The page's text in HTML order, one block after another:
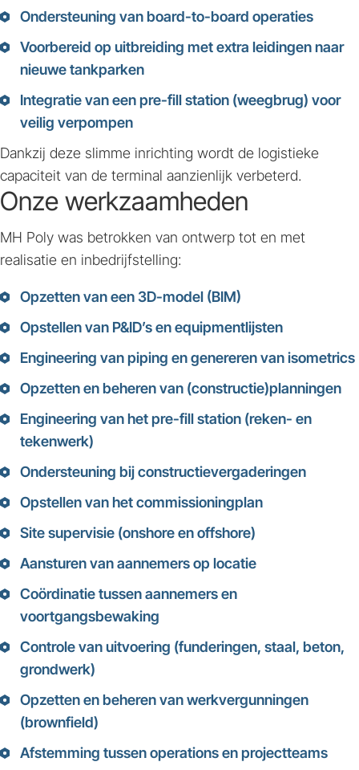
Ondersteuning vanboard-to-board operaties
Voorbereid op uitbreiding met extra leidingen naar
nieuwe tankparken
Integratie van eenpre-fill station (weegbrug) voor
veilig verpompen
Dankzij deze slimme inrichting wordt de logistieke
capaciteit van de terminal aanzienlijk verbeterd.
Onze werkzaamheden
MH Poly was betrokken van ontwerp tot en met
realisatie en inbedrijfstelling:
Opzetten van een3D-model (BIM)
Opstellen van P&ID’s en equipmentlijsten
Engineering van piping en genereren vanisometrics
Opzetten en beheren van (constructie)planningen
Engineering van hetpre-fill station (reken- en
tekenwerk)
Ondersteuning bijconstructievergaderingen
Opstellen van hetcommissioningplan
Site supervisie (onshore en offshore)
Aansturen van aannemers op locatie
Coördinatie tussen aannemers en
voortgangsbewaking
Controle van uitvoering (funderingen, staal, beton,
grondwerk)
Opzetten en beheren vanwerkvergunningen
(brownfield)
Afstemming tussenoperations en projectteams